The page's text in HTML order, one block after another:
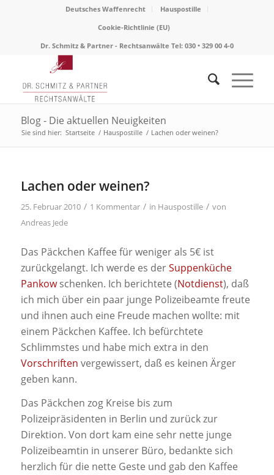
Deutsches Waffenrecht
Hauspostille
Cookie-Richtlinie (EU)
Dr. Schmitz & Partner - Rechtsanwälte Tel: 030 • 329 00 4-0
Blog - Die aktuellen Neuigkeiten
Sie sind hier: Startseite / Hauspostille / Lachen oder weinen?
Lachen oder weinen?
25. Februar 2010 / 1 Kommentar / in Hauspostille / von
Andreas Jede
Das Päckchen Kaffee für weniger als 5€ ist
zurückgelangt. Ich werde es derSuppenküche
Pankowschenken. Ich berichtete (Notdienst), daß
ich mich über ein paar junge Polizeibeamte freute
und ihnen auch eine Freude machen wollte: mit
einem Päckchen Kaffee. Ich befürchtete
Schlimmstes und habe mich extra in den
Vorschriften vergewissert, daß es keinen Ärger
geben kann.
Das Päckchen zog Kreise bis zum
Polizeipräsidenten in Berlin und zurück zur
Direktion. Von dort kam eine sehr nette junge
Polizeibeamtin in unserer Büro, bedankte sich
herzlich für die nette Geste und gab den Kaffee